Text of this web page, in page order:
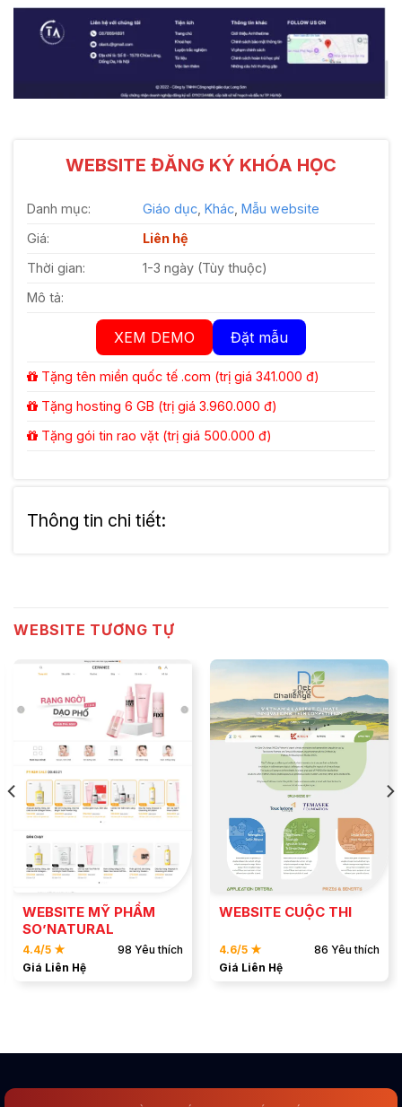
WEBSITE ĐĂNG KÝ KHÓA HỌC
Danh mục: Giáo dục ,Khác ,Mẫu website
Giá:
Liên hệ
Thời gian:
1-3 ngày (Tùy thuộc)
Mô tả:
XEM DEMO Đặt mẫu
Tặng tên miền quốc tế .com (trị giá 341.000 đ)
Tặng hosting 6 GB (trị giá 3.960.000 đ)
Tặng gói tin rao vặt (trị giá 500.000 đ)
Thông tin chi tiết:
WEBSITE TƯƠNG TỰ
ĐẶT MẪU
WEBSITE MỸ PHẨM
SO’NATURAL
4.4/5 ★
98 Yêu thích
Giá Liên Hệ
ĐẶT MẪU
XEM DEMO
WEBSITE CUỘC THI
4.6/5 ★
86 Yêu thích
Giá Liên Hệ